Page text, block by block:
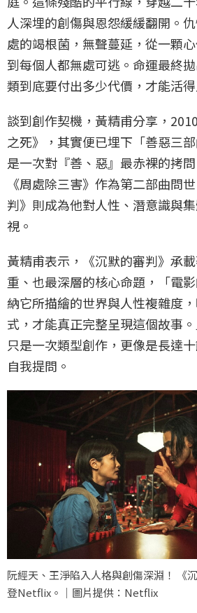
人深埋的創傷與恩怨緩緩翻開。
處的竭根菌，無聲蔓延，從一顆
到每個人都無處可逃。命運最終
類到底要付出多少代價，才能活得
談到創作契機，黃精甫分享，
之死》，其實便已埋下「善惡三
是一次對『善、惡』最赤裸的拷
《周處除三害》作為第二部曲問
判》則成為他對人性、潛意識與
視。
黃精甫表示，《沉默的審判》承
重、也最深層的核心命題，「電
納它所描繪的世界與人性複雜度
式，才能真正完整呈現這個故事
只是一次類型創作，更像是長達
自我提問。
阮經天、王淨陷入人格與創傷深淵！ 《
登Netflix。｜圖片提供：Netflix